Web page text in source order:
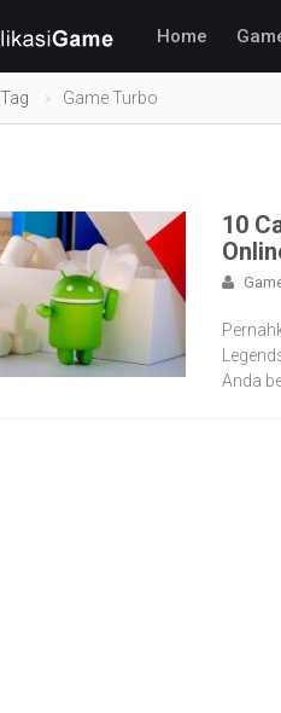
Home
Tag Game Turbo
10
Anda